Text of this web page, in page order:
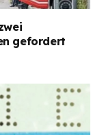
gefordert